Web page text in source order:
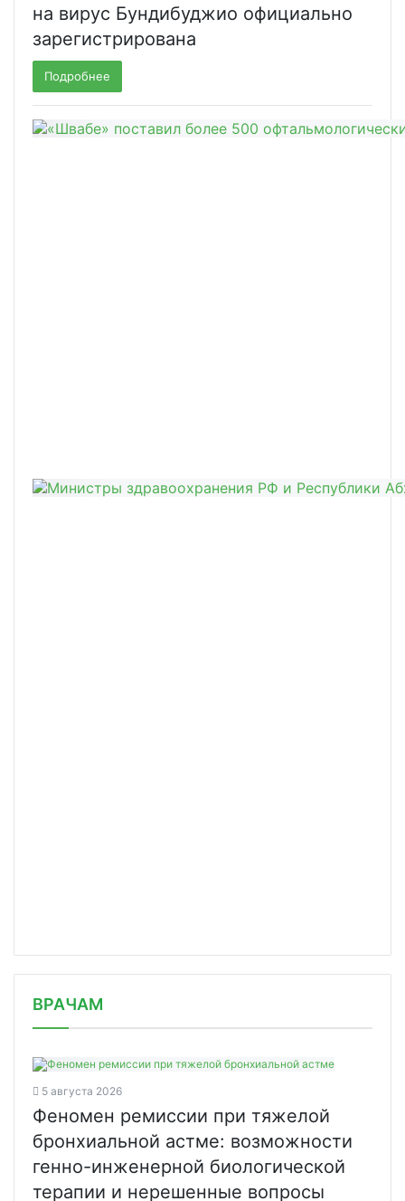
на вирус Бундибуджио официально
зарегистрирована
Подробнее
ВРАЧАМ
5 августа 2026
Феномен ремиссии при тяжелой
бронхиальной астме: возможности
генно-инженерной биологической
терапии и нерешенные вопросы